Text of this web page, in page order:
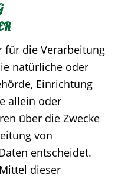
für die Verarbeitung
natürliche oder
Einrichtung
allein oder
über die Zwecke
von
entscheidet.
dieser